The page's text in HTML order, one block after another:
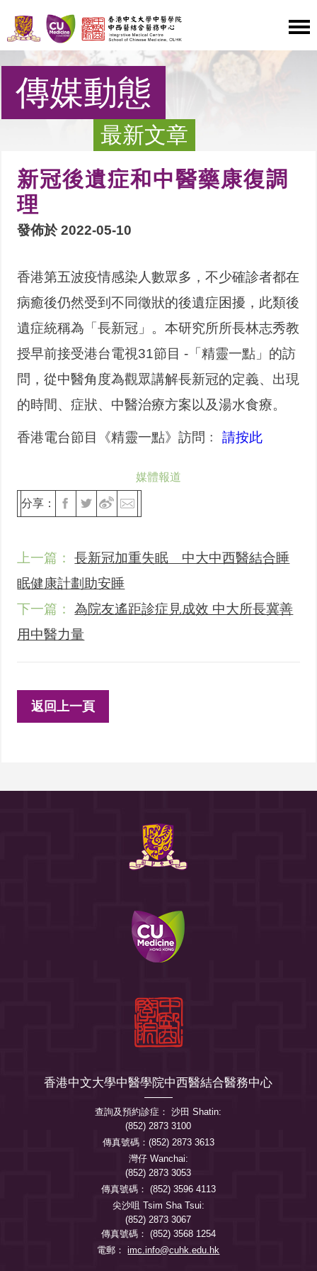
傳媒動態
最新文章
新冠後遺症和中醫藥康復調
理
發佈於 2022-05-10
香港第五波疫情感染人數眾多，不少確診者都在
病癒後仍然受到不同徵狀的後遺症困擾，此類後
遺症統稱為「長新冠」。本研究所所長林志秀教
授早前接受港台電視31節目 -「精靈一點」的訪
問，從中醫角度為觀眾講解長新冠的定義、出現
的時間、症狀、中醫治療方案以及湯水食療。
香港電台節目《精靈一點》訪問﹕請按此
媒體報道
分享：
上一篇：
長新冠加重失眠 中大中西醫結合睡
眠健康計劃助安睡
下一篇：
為院友遙距診症見成效 中大所長冀善
用中醫力量
返回上一頁
香港中文大學中醫學院中西醫結合醫務中心
查詢及預約診症： 沙田 Shatin:
(852) 2873 3100
傳真號碼：(852) 2873 3613
灣仔 Wanchai:
(852) 2873 3053
傳真號碼： (852) 3596 4113
尖沙咀 Tsim Sha Tsui:
(852) 2873 3067
傳真號碼： (852) 3568 1254
電郵：imc.info@cuhk.edu.hk